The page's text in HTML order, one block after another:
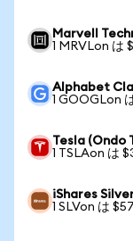
Marvell
1 MRVLon は
Alphabet
1 GOOGLon
Tesla (Ondo
1 TSLAon は
iShares
1 SLVon は